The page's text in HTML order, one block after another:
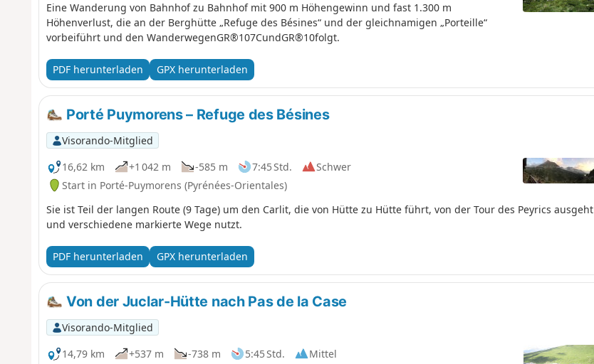
Eine Wanderung von Bahnhof zu Bahnhof mit 900 m Höhengewinn und fast 1.300 m
Höhenverlust, die an der Berghütte „Refuge des Bésines“ und der gleichnamigen „Porteille“
vorbeiführt und den WanderwegenGR®107CundGR®10folgt.
PDF herunterladen GPX herunterladen
Porté Puymorens – Refuge des Bésines
Visorando-Mitglied
16,62 km
+1 042 m -585 m 7:45 Std.
Schwer
Start in Porté-Puymorens (Pyrénées-Orientales)
Sie ist Teil der langen Route (9 Tage) um den Carlit, die von Hütte zu Hütte führt, von der Tour des Peyrics ausgeht
und verschiedene markierte Wege nutzt.
PDF herunterladen GPX herunterladen
Von der Juclar-Hütte nach Pas de la Case
Visorando-Mitglied
14,79 km
+537 m -738 m 5:45 Std.
Mittel